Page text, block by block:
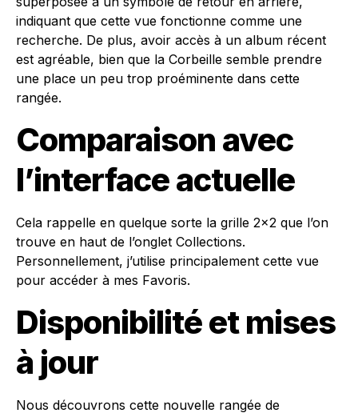
indiquant que cette vue fonctionne comme une
recherche. De plus, avoir accès à un album récent
est agréable, bien que la Corbeille semble prendre
une place un peu trop proéminente dans cette
rangée.
Comparaison avec
l’interface actuelle
Cela rappelle en quelque sorte la grille 2×2 que l’on
trouve en haut de l’onglet Collections.
Personnellement, j’utilise principalement cette vue
pour accéder à mes Favoris.
Disponibilité et mises
à jour
Nous découvrons cette nouvelle rangée de